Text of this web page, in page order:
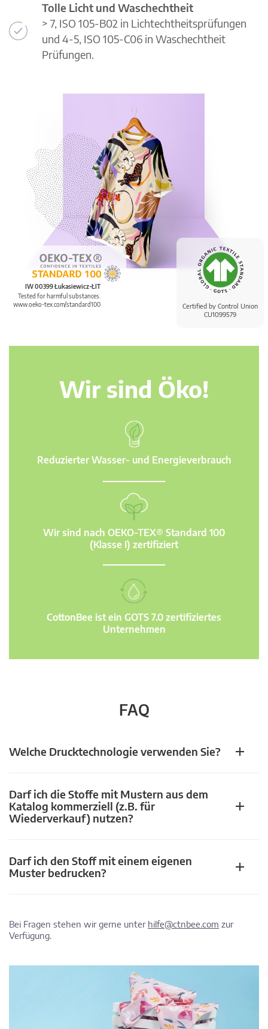
Certified by Control Union
CU1099579
IW 00399 Łukasiewicz-ŁIT
Tested for harmful substances.
www.oeko-tex.com/standard100
Tolle Licht und Waschechtheit
> 7, ISO 105-B02 in Lichtechtheitsprüfungen
und 4-5, ISO 105-C06 in Waschechtheit
Prüfungen.
Wir sind Öko!
Reduzierter Wasser- und Energieverbrauch
Wir sind nach OEKO-TEX® Standard 100
(Klasse I) zertifiziert
CottonBee ist ein GOTS 7.0 zertifiziertes
Unternehmen
FAQ
Welche Drucktechnologie verwenden Sie?
Darf ich die Stoffe mit Mustern aus dem
Katalog kommerziell (z.B. für
Wiederverkauf) nutzen?
Darf ich den Stoff mit einem eigenen
Muster bedrucken?
Bei Fragen stehen wir gerne unter hilfe@ctnbee.com zur
Verfügung.